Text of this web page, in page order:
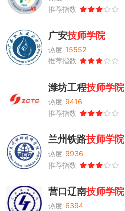
推荐指数
广安技师学院
热度 15552
推荐指数
潍坊工程技师学院
热度 9416
推荐指数
兰州铁路技师学院
热度 9936
推荐指数
营口辽南技师学院
热度 6394